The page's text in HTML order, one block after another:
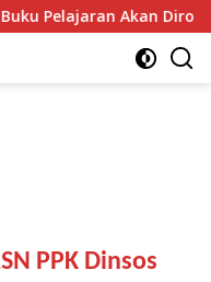
Akan Dirombak, Ini 3
PPK Dinsos